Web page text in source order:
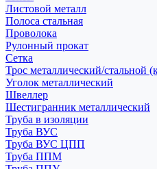
Листовой металл
Полоса стальная
Проволока
Рулонный прокат
Сетка
Трос металлический/стальной
Уголок металлический
Швеллер
Шестигранник металлический
Труба в изоляции
Труба ВУС
Труба ВУС ЦПП
Труба ППМ